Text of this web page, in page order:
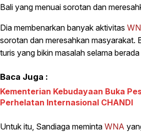
Bali yang menuai sorotan dan
Dia membenarkan banyak aktivitas
sorotan dan meresahkan masyarakat.
turis yang bikin masalah selama berada
Baca Juga :
Kementerian Kebudayaan Buka
Perhelatan Internasional CHANDI
Untuk itu, Sandiaga meminta WNA